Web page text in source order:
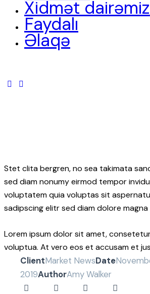
Xidmət dairəmiz
Faydalı
Əlaqə
Stet clita bergren, no sea takimata
sed diam nonumy eirmod tempor
voluptatem quia voluptas sit
sadipscing elitr sed diam dolore
Lorem ipsum dolor sit amet,
voluptua. At vero eos et accusam et
ClientMarket NewsDate
2019AuthorAmy Walker